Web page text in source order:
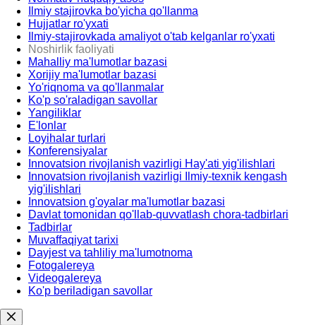
Ilmiy stajirovka bo'yicha qo'llanma
Hujjatlar ro'yxati
Ilmiy-stajirovkada amaliyot o'tab kelganlar ro'yxati
Noshirlik faoliyati
Mahalliy ma'lumotlar bazasi
Xorijiy ma'lumotlar bazasi
Yo'riqnoma va qo'llanmalar
Ko'p so'raladigan savollar
Yangiliklar
E'lonlar
Loyihalar turlari
Konferensiyalar
Innovatsion rivojlanish vazirligi Hay'ati yig'ilishlari
Innovatsion rivojlanish vazirligi Ilmiy-texnik kengash
yig'ilishlari
Innovatsion g'oyalar ma'lumotlar bazasi
Davlat tomonidan qo'llab-quvvatlash chora-tadbirlari
Tadbirlar
Muvaffaqiyat tarixi
Dayjest va tahliliy ma'lumotnoma
Fotogalereya
Videogalereya
Ko'p beriladigan savollar